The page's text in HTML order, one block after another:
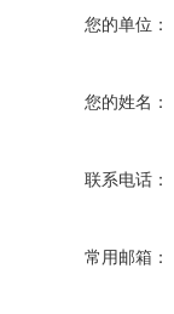
您的单位：
您的姓名：
联系电话：
常用邮箱：